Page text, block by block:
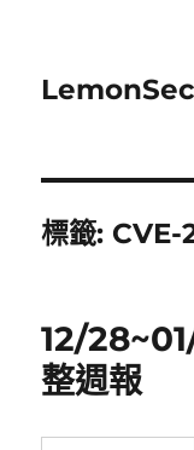
標籤: CVE-
12/
整週報